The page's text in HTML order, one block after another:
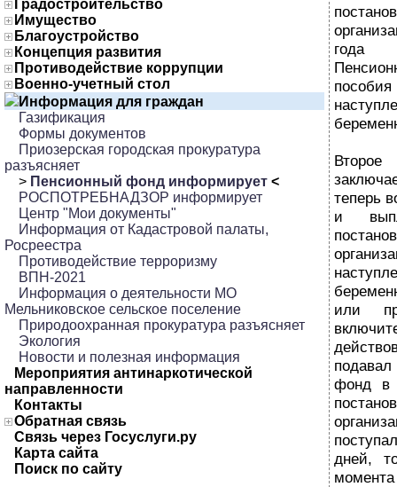
Градостроительство
Имущество
Благоустройство
Концепция развития
Противодействие коррупции
Военно-учетный стол
Информация для граждан
Газификация
Формы документов
Приозерская городская прокуратура
разъясняет
> Пенсионный фонд информирует <
РОСПОТРЕБНАДЗОР информирует
Центр "Мои документы"
Информация от Кадастровой палаты,
Росреестра
Противодействие терроризму
ВПН-2021
Информация о деятельности МО
Мельниковское сельское поселение
Природоохранная прокуратура разъясняет
Экология
Новости и полезная информация
Мероприятия антинаркотической
направленности
Контакты
Обратная связь
Связь через Госуслуги.ру
Карта сайта
Поиск по сайту
года
теперь
и
или
фонд в
дней,